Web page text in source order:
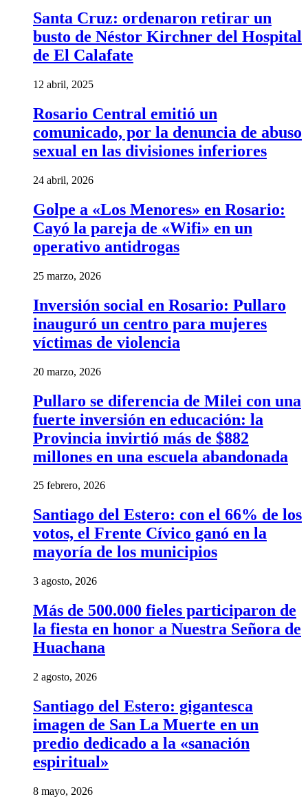
Santa Cruz: ordenaron retirar un
busto de Néstor Kirchner del Hospital
de El Calafate
12 abril, 2025
Rosario Central emitió un
comunicado, por la denuncia de abuso
sexual en las divisiones inferiores
24 abril, 2026
Golpe a «Los Menores» en Rosario:
Cayó la pareja de «Wifi» en un
operativo antidrogas
25 marzo, 2026
Inversión social en Rosario: Pullaro
inauguró un centro para mujeres
víctimas de violencia
20 marzo, 2026
Pullaro se diferencia de Milei con una
fuerte inversión en educación: la
Provincia invirtió más de $882
millones en una escuela abandonada
25 febrero, 2026
Santiago del Estero: con el 66% de los
votos, el Frente Cívico ganó en la
mayoría de los municipios
3 agosto, 2026
Más de 500.000 fieles participaron de
la fiesta en honor a Nuestra Señora de
Huachana
2 agosto, 2026
Santiago del Estero: gigantesca
imagen de San La Muerte en un
predio dedicado a la «sanación
espiritual»
8 mayo, 2026